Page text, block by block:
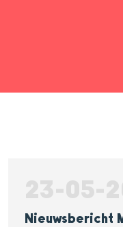
Nieuwsbericht